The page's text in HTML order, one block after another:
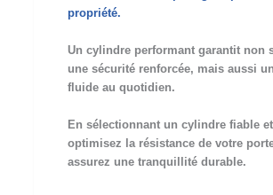
propriété.
Un cylindre performant garantit non
une sécurité renforcée, mais aussi
fluide au quotidien.
En sélectionnant un cylindre fiable
optimisez la résistance de votre
assurez une tranquillité durable.